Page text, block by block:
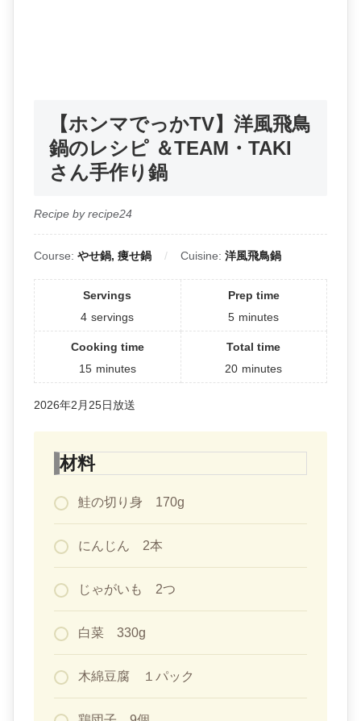
【ホンマでっかTV】洋風飛鳥
鍋のレシピ ＆TEAM・TAKI
さん手作り鍋
Recipe by recipe24
Course: やせ鍋, 痩せ鍋 Cuisine: 洋風飛鳥鍋
Servings
4 servings
Prep time
5 minutes
Cooking time
15 minutes
Total time
20 minutes
2026年2月25日放送
材料
鮭の切り身 170g
にんじん 2本
じゃがいも 2つ
白菜 330g
木綿豆腐 １パック